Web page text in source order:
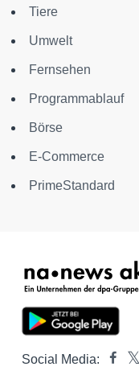
Tiere
Umwelt
Fernsehen
Programmablauf
Börse
E-Commerce
PrimeStandard
Social Media: